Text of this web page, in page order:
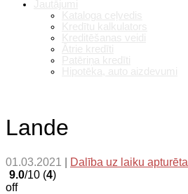
Lande
01.03.2021 Dalība uz laiku apturēta
9.0/10 (4)
off